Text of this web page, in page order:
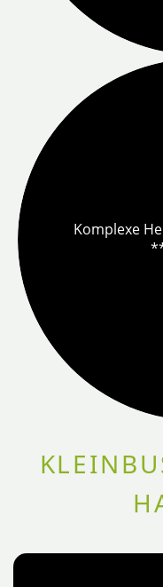
Komplexe